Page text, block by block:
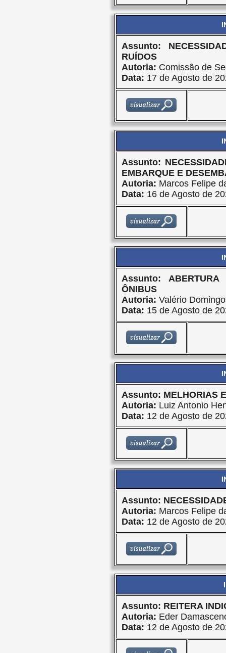
Assunto:
RUÍDOS
Autoria: Comissão de
Data: 17 de Agosto de
Assunto:
EMBARQUE E
Autoria: Marcos Felipe
Data: 16 de Agosto de
Assunto:
ÔNIBUS
Autoria: Valério
Data: 15 de Agosto de
Assunto: MELHORIAS
Autoria: Luiz Antonio
Data: 12 de Agosto de
Assunto:
Autoria: Marcos Felipe
Data: 12 de Agosto de
Assunto: REITERA
Autoria: Eder
Data: 12 de Agosto de